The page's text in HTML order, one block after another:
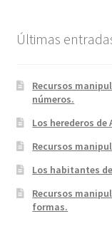
Últimas
Recursos
números.
Los herederos de
Recursos
Los habitantes
Recursos
formas.